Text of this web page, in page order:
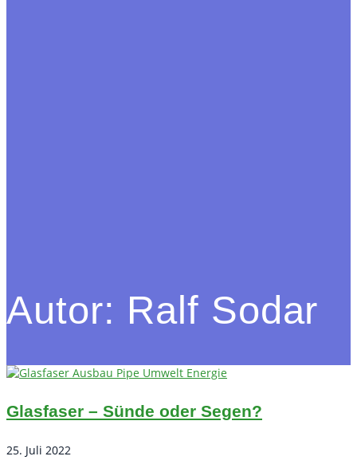
Autor: Ralf Sodar
Glasfaser – Sünde oder Segen?
25. Juli 2022